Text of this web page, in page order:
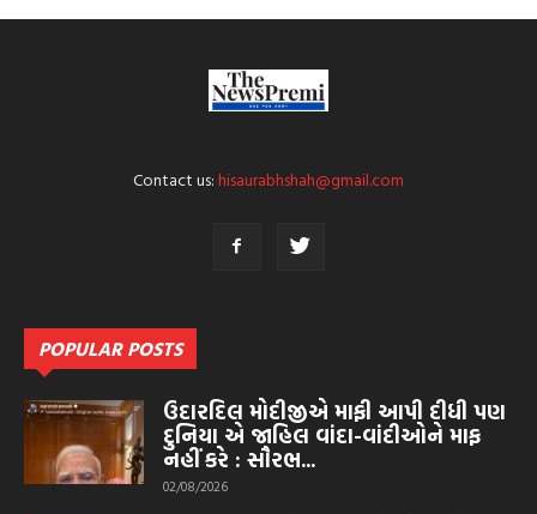
Contact us:hisaurabhshah@gmail.com
POPULAR POSTS
ઉદારદિલ મોદીજીએ માફી આપી દીધી પણ
દુનિયા એ જાહિલ વાંદા-વાંદીઓને માફ
નહીં કરે : સૌરભ...
02/08/2026